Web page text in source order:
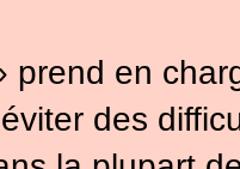
prend en
des